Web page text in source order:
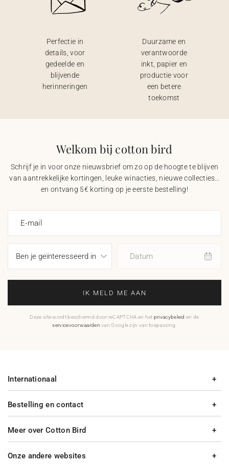
Perfectie in
details, voor
gedeelde en
blijvende
herinneringen
Duurzame en
verantwoorde
inkt, papier en
productie voor
een betere
toekomst
Welkom bij cotton bird
Schrijf je in voor onze nieuwsbrief om zo op de hoogte te blijven
van aantrekkelijke kortingen, leuke winacties, nieuwe collecties…
en ontvang 5€ korting op je eerste bestelling!
E-mail
Datum
IK MELD ME AAN
Deze site wordt beschermd door reCAPTCHA en het privacybeleid en de
servicevoorwaarden van Google zijn van toepassing.
Bestelling en contact
Meer over Cotton Bird
Internationaal
Onze andere websites